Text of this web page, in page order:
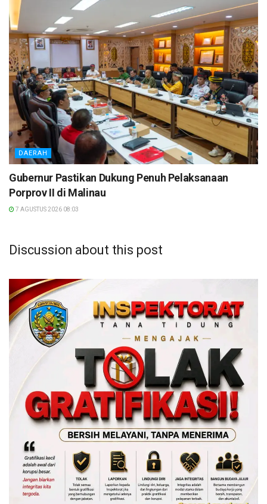
DAERAH
Gubernur Pastikan Dukung Penuh Pelaksanaan
Porprov II di Malinau
7 AGUSTUS 2026 08:03
Discussion about this post